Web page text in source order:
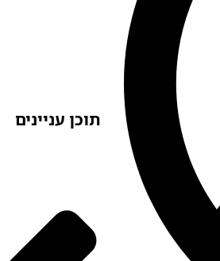
תוכן עניינים